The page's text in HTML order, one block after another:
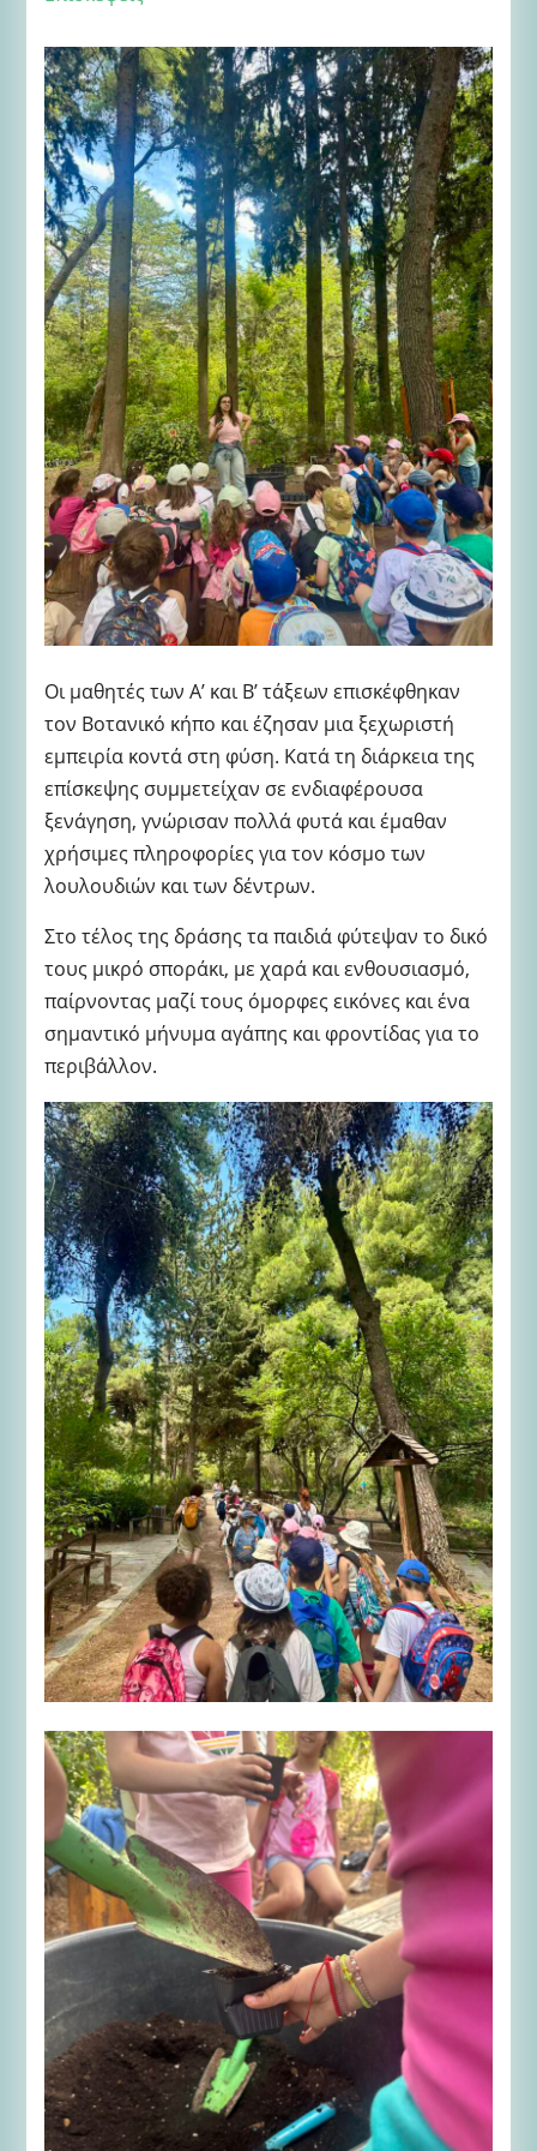
Οι μαθητές των Α’ και Β’ τάξεων επισκέφθηκαν
τον Βοτανικό κήπο και έζησαν μια ξεχωριστή
εμπειρία κοντά στη φύση. Κατά τη διάρκεια της
επίσκεψης συμμετείχαν σε ενδιαφέρουσα
ξενάγηση, γνώρισαν πολλά φυτά και έμαθαν
χρήσιμες πληροφορίες για τον κόσμο των
λουλουδιών και των δέντρων.
Στο τέλος της δράσης τα παιδιά φύτεψαν το δικό
τους μικρό σποράκι, με χαρά και ενθουσιασμό,
παίρνοντας μαζί τους όμορφες εικόνες και ένα
σημαντικό μήνυμα αγάπης και φροντίδας για το
περιβάλλον.